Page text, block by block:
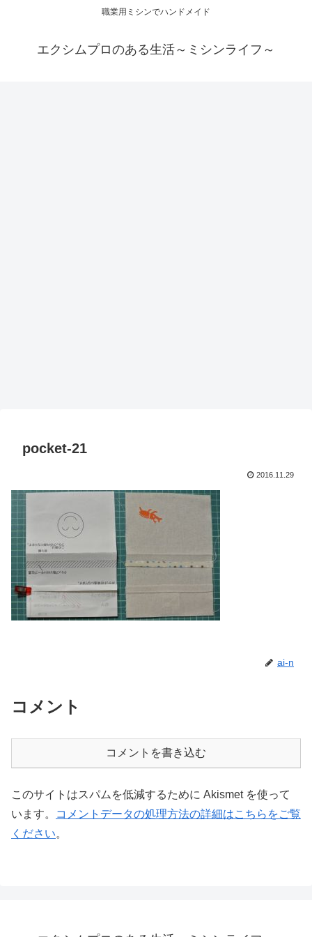
職業用ミシンでハンドメイド
エクシムプロのある生活～ミシンライフ～
pocket-21
2016.11.29
ai-n
コメント
コメントを書き込む
このサイトはスパムを低減するために Akismet を使って
います。
コメントデータの処理方法の詳細はこちらをご覧
ください。